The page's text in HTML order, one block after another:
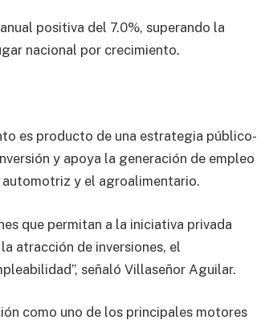
positiva del 7.0%, superando la
nacional por crecimiento.
es producto de una estrategia público-
y apoya la generación de empleo
y el agroalimentario.
que permitan a la iniciativa privada
atracción de inversiones, el
señaló Villaseñor Aguilar.
como uno de los principales motores